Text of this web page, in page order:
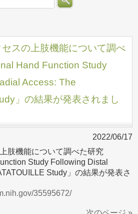
スの上肢機能について調べ
Hand Function Study
Access: The
」の結果が発表されまし
2022/06/17
肢機能について調べた研究
Study Following Distal
Study」の結果が発表さ
35595672/